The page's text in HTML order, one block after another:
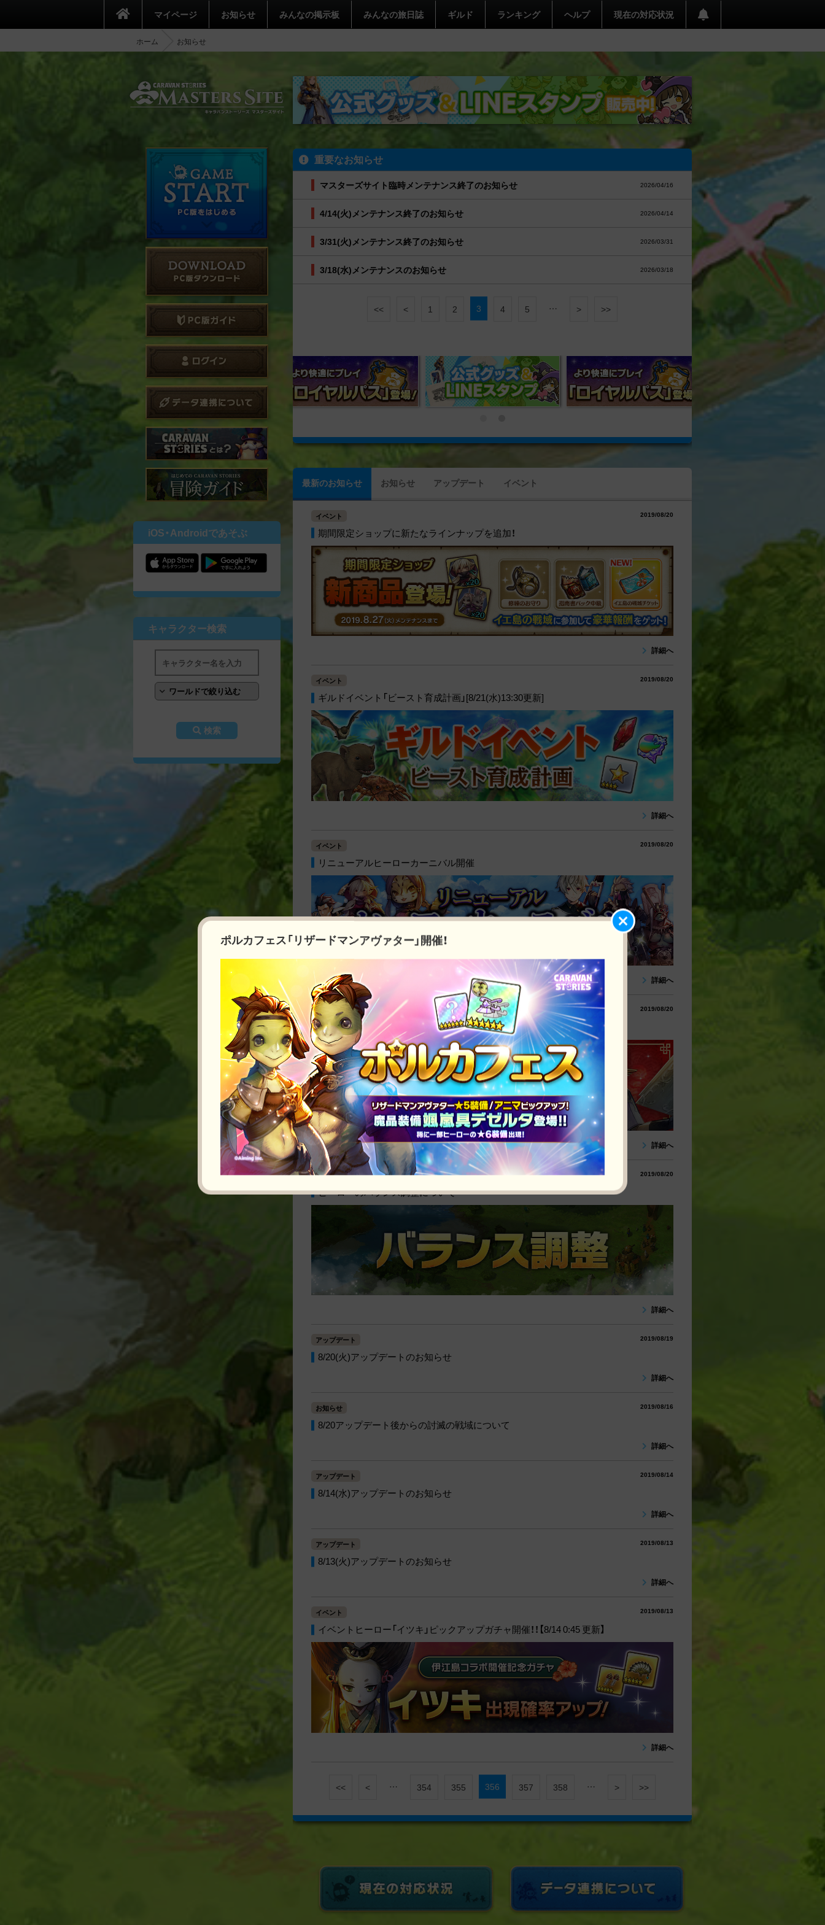
マイページ お知らせ みんなの掲示板 みんなの旅日誌 ギルド ランキング ヘルプ 現在の対応状況
ホーム お知らせ
iOS・Androidであそぶ
キャラクター検索
検索
重要なお知らせ
マスターズサイト臨時メンテナンス終了のお知らせ 2026/04/16
4/14(火)メンテナンス終了のお知らせ 2026/04/14
3/31(火)メンテナンス終了のお知らせ 2026/03/31
3/18(水)メンテナンスのお知らせ 2026/03/18
<< < 1 2 3 4 5 … > >>
最新のお知らせ お知らせ アップデート イベント
イベント 2019/08/20
期間限定ショップに新たなラインナップを追加！
詳細へ
イベント 2019/08/20
ギルドイベント「ビースト育成計画」[8/21(水)13:30更新]
詳細へ
イベント 2019/08/20
リニューアルヒーローカーニバル開催
詳細へ
イベント 2019/08/20
繁体字版1周年記念キャンぺーン[8/20更新]
詳細へ
お知らせ 2019/08/20
ヒーローのバランス調整について
詳細へ
アップデート 2019/08/19
8/20(火)アップデートのお知らせ
詳細へ
お知らせ 2019/08/16
8/20アップデート後からの討滅の戦域について
詳細へ
アップデート 2019/08/14
8/14(水)アップデートのお知らせ
詳細へ
アップデート 2019/08/13
8/13(火)アップデートのお知らせ
詳細へ
イベント 2019/08/13
イベントヒーロー「イツキ」ピックアップガチャ開催！！【8/14 0:45 更新】
詳細へ
<< < … 354 355 356 357 358 … > >>
ポルカフェス「リザードマンアヴァター」開催！